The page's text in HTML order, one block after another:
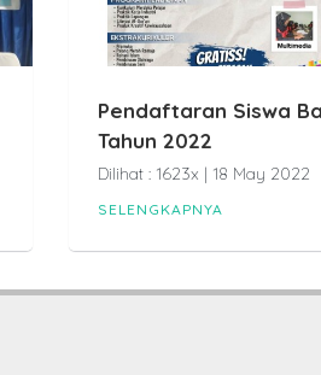
Pendaftaran Siswa
Tahun 2022
Dilihat : 1623x | 18 May 2022
SELENGKAPNYA